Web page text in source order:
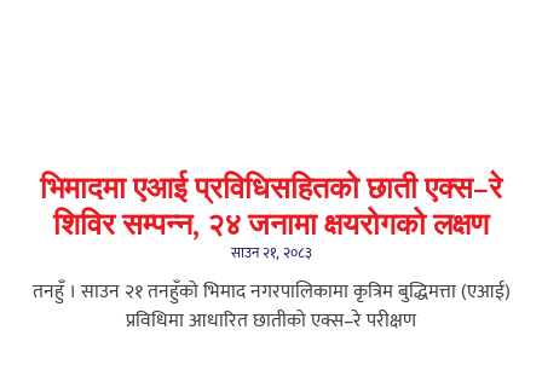
भिमादमा एआई प्रविधिसहितको छाती एक्स–रे
शिविर सम्पन्न, २४ जनामा क्षयरोगको लक्षण
साउन २१, २०८३
तनहुँ । साउन २१ तनहुँको भिमाद नगरपालिकामा कृत्रिम बुद्धिमत्ता (एआई)
प्रविधिमा आधारित छातीको एक्स–रे परीक्षण